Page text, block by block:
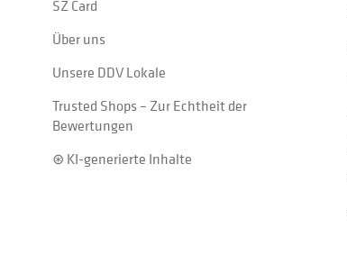
SZ Card
Über uns
Unsere DDV Lokale
Trusted Shops – Zur Echtheit der
Bewertungen
⊛ KI-generierte Inhalte